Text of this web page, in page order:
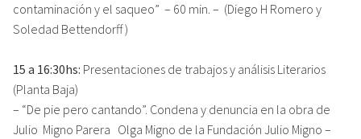
contaminación y el saqueo” – 60 min. – (Diego H Romero y
Soledad Bettendorff )
15 a 16:30hs: Presentaciones de trabajos y análisis Literarios
(Planta Baja)
– “De pie pero cantando”. Condena y denuncia en la obra de
Julio Migno Parera Olga Migno de la Fundación Julio Migno –